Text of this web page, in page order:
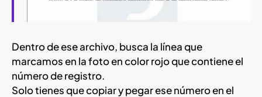
Dentro de ese archivo, busca la línea que
marcamos en la foto en color rojo que contiene el
número de registro.
Solo tienes que copiar y pegar ese número en el